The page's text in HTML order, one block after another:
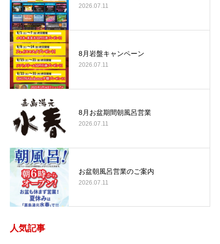
2026.07.11
8月岩盤キャンペーン
2026.07.11
8月お盆期間朝風呂営業
2026.07.11
お盆朝風呂営業のご案内
2026.07.11
人気記事